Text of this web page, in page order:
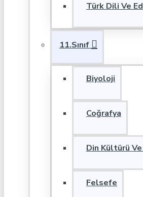
Türk Dili Ve
11.Sınıf
Biyoloji
Coğrafya
Din Kültürü
Felsefe